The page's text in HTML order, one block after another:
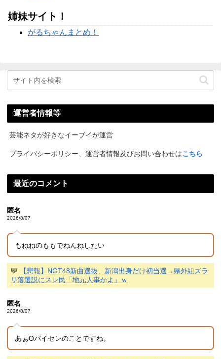
姉妹サイト！
がるちゃんまとめ！
運営者情報等
芸能ネタが好きなイーブイが運営
プライバシーポリシー、運営者情報及びお問い合わせはこちら
最近のコメント
匿名
2026/8/07
もねねのももでねんねしたい
💬
【悲報】NGT48新曲選抜、新潟出身だけ初当選→県外組ズラ
リ落選説にスレ民「地元人事かよ」ｗ
匿名
2026/8/07
あぁOパイセンのことですね。